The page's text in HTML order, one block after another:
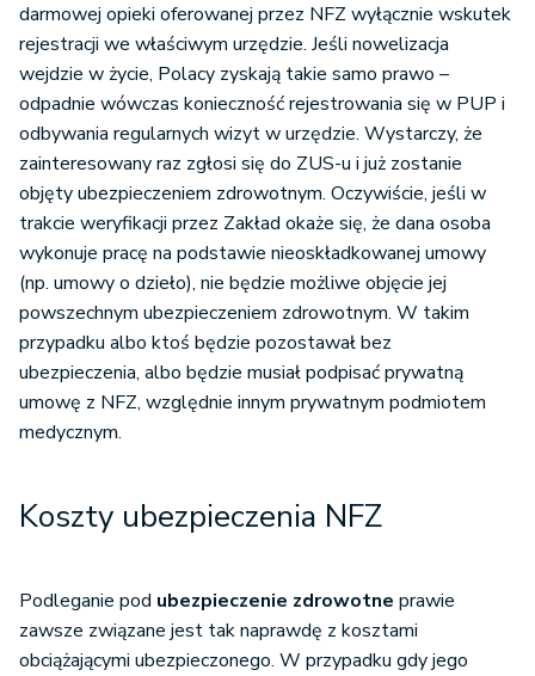
darmowej opieki oferowanej przez NFZ wyłącznie wskutek
rejestracji we właściwym urzędzie. Jeśli nowelizacja
wejdzie w życie, Polacy zyskają takie samo prawo –
odpadnie wówczas konieczność rejestrowania się w PUP i
odbywania regularnych wizyt w urzędzie. Wystarczy, że
zainteresowany raz zgłosi się do ZUS-u i już zostanie
objęty ubezpieczeniem zdrowotnym. Oczywiście, jeśli w
trakcie weryfikacji przez Zakład okaże się, że dana osoba
wykonuje pracę na podstawie nieoskładkowanej umowy
(np. umowy o dzieło), nie będzie możliwe objęcie jej
powszechnym ubezpieczeniem zdrowotnym. W takim
przypadku albo ktoś będzie pozostawał bez
ubezpieczenia, albo będzie musiał podpisać prywatną
umowę z NFZ, względnie innym prywatnym podmiotem
medycznym.
Koszty ubezpieczenia NFZ
Podleganie pod ubezpieczenie zdrowotne prawie
zawsze związane jest tak naprawdę z kosztami
obciążającymi ubezpieczonego. W przypadku gdy jego